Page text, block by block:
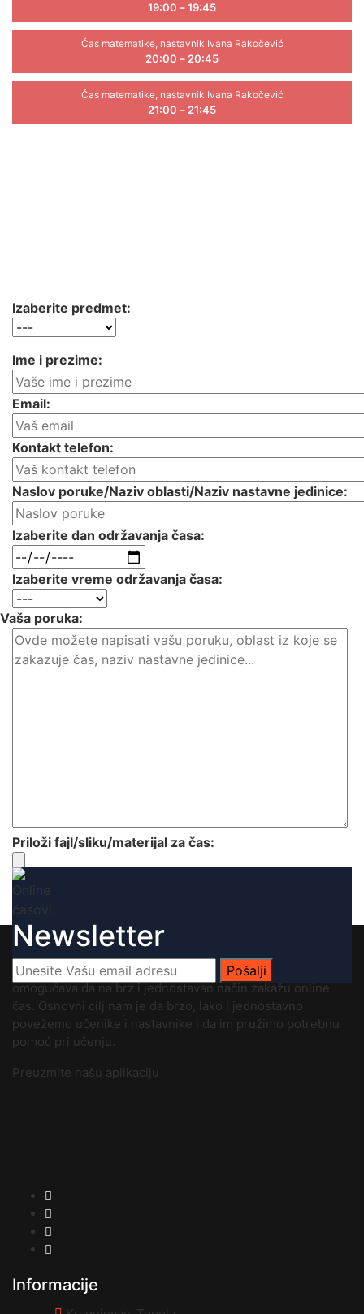
19:00 – 19:45
Čas matematike, nastavnik Ivana Rakočević
20:00 – 20:45
Čas matematike, nastavnik Ivana Rakočević
21:00 – 21:45
Izaberite predmet:
Ime i prezime:
Email:
Kontakt telefon:
Naslov poruke/Naziv oblasti/Naziv nastavne jedinice:
Izaberite dan održavanja časa:
Izaberite vreme održavanja časa:
Vaša poruka:
Priloži fajl/sliku/materijal za čas:
Newsletter
Pošalji
učenicima, studentima i njihovim roditeljima (starateljima)
omogućava da na brz i jednostavan način zakažu online
čas. Osnovni cilj nam je da brzo, lako i jednostavno
povežemo učenike i nastavnike i da im pružimo potrebnu
pomoć pri učenju.
Preuzmite našu aplikaciju
Informacije